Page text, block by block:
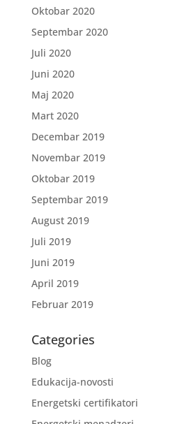
Oktobar 2020
Septembar 2020
Juli 2020
Juni 2020
Maj 2020
Mart 2020
Decembar 2019
Novembar 2019
Oktobar 2019
Septembar 2019
August 2019
Juli 2019
Juni 2019
April 2019
Februar 2019
Categories
Blog
Edukacija-novosti
Energetski certifikatori